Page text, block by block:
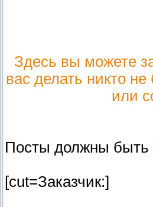
Здесь вы можете
вас делать никто не
или
Посты должны
[cut=Заказчик:]